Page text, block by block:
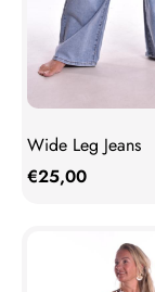
Wide Leg Jeans
€25,00